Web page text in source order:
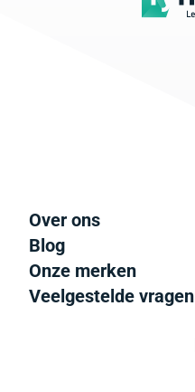
Over ons
Blog
Onze merken
Veelgestelde vragen